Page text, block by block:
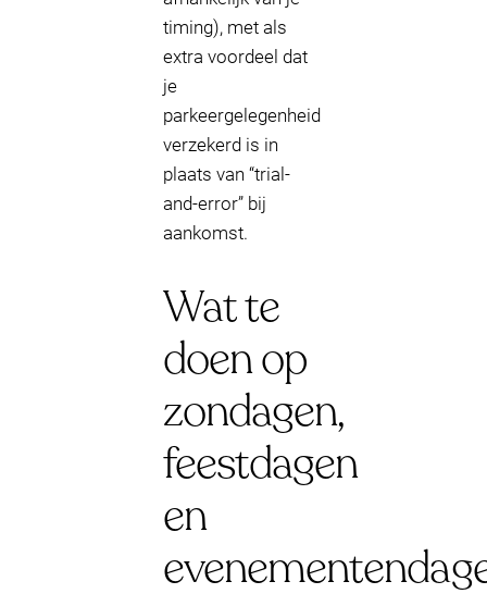
timing), met als
extra voordeel dat
je
parkeergelegenheid
verzekerd is in
plaats van “trial-
and-error” bij
aankomst.
Wat te
doen op
zondagen,
feestdagen
en